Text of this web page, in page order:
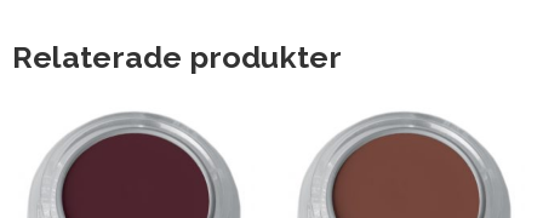
Relaterade produkter